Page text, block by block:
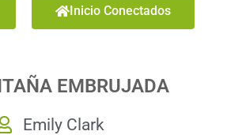
Inicio Conectados
EMBRUJADA
Emily Clark